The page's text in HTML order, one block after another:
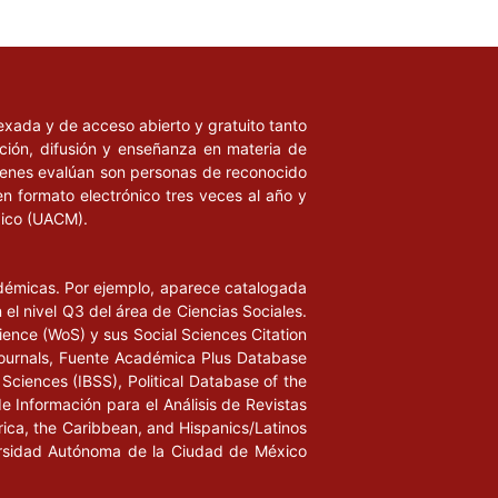
y de acceso abierto y gratuito tanto
difusión y enseñanza en materia de
evalúan son personas de reconocido
formato electrónico tres veces al año y
(UACM).
Por ejemplo, aparece catalogada
nivel Q3 del área de Ciencias Sociales.
(WoS) y sus Social Sciences Citation
Fuente Académica Plus Database
(IBSS), Political Database of the
Información para el Análisis de Revistas
the Caribbean, and Hispanics/Latinos
Autónoma de la Ciudad de México